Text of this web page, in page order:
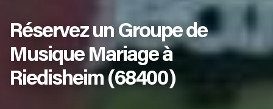
Réservez un Groupe de
Musique Mariage à
Riedisheim (68400)